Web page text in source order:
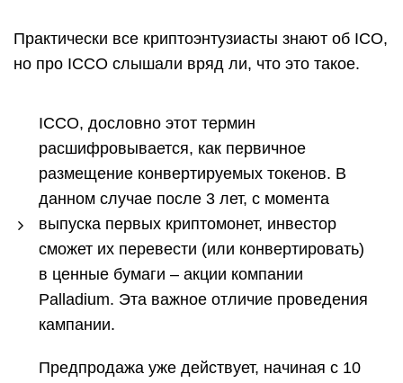
Практически все криптоэнтузиасты знают об ICO,
но про ICCO слышали вряд ли, что это такое.
ICCO, дословно этот термин
расшифровывается, как первичное
размещение конвертируемых токенов. В
данном случае после 3 лет, с момента
выпуска первых криптомонет, инвестор
сможет их перевести (или конвертировать)
в ценные бумаги – акции компании
Palladium. Эта важное отличие проведения
кампании.
Предпродажа уже действует, начиная с 10